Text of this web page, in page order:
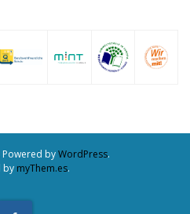
byWordPress.
by myThem.es.